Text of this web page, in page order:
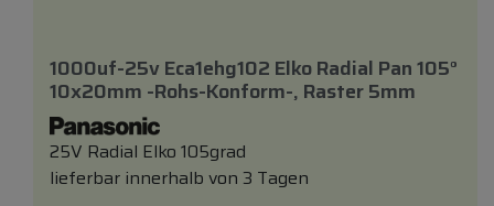
1000uf-25v Eca1ehg102 Elko Radial Pan 105°
10x20mm -rohs-Konform-, Raster 5mm
25V Radial Elko 105grad
lieferbar innerhalb von 3 Tagen